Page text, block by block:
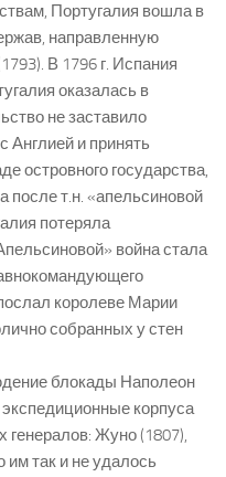
Португалия вошла в
направленную
В 1796 г. Испания
оказалась в
не заставило
Англией и принять
островного государства,
после т.н. «апельсиновой
потеряла
война стала
королеве Марии
собранных у стен
блокады Наполеон
корпуса
Жуно (1807),
так и не удалось